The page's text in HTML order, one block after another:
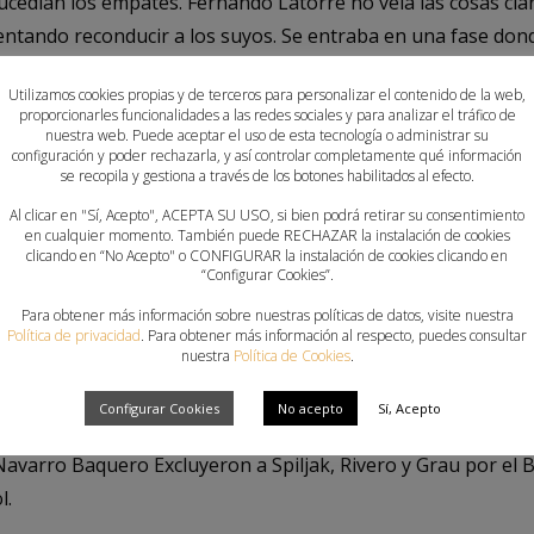
reconducir a los suyos. Se entraba en una fase
y pasaban los minutos sin apenas movimiento en el
goles. Tres goles consecutivos de Ángel Rivero
(28 a 25). Pero había que sufrir hasta el final, y los
el partido. Al final, empate a 29 goles y reparto de puntos.
Leo Tercariol (Roberto Rodríguez); Porras (6), Spiljak (1),
(2); Rivero (5), Oliver, Parker (5), Grau (2), Cejovic (1),
: Patotski (Lamariano); Vujovic (1), Rodrigues,
Darío Ajo (3), Villagrán, Marugan (4), Rosales y Simenas.
Baquero Excluyeron a Spiljak, Rivero y Grau por el
Utilizamos cookies propias y de terceros para personalizar el contenido de la web,
proporcionarles funcionalidades a las redes sociales y para analizar el tráfico de
nuestra web. Puede aceptar el uso de esta tecnología o administrar su
configuración y poder rechazarla, y así controlar completamente qué información
se recopila y gestiona a través de los botones habilitados al efecto.
Al clicar en "Sí, Acepto", ACEPTA SU USO, si bien podrá retirar su consentimiento
en cualquier momento. También puede RECHAZAR la instalación de cookies
clicando en “No Acepto" o CONFIGURAR la instalación de cookies clicando en
“Configurar Cookies”.
Para obtener más información sobre nuestras políticas de datos, visite nuestra
Política de privacidad. Para obtener más información al respecto, puedes consultar
nuestra Política de Cookies.
Configurar Cookies No acepto Sí, Acepto